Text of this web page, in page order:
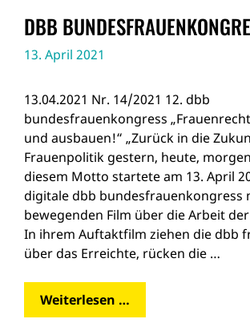
DBB
13. April 2021
13.04.2021 Nr. 14/2021 12. dbb
bundesfrauenkongress
und ausbauen!“ „Zurück in die
Frauenpolitik gestern, heute,
diesem Motto startete am 13. April
digitale dbb bundesfrauenkongress
bewegenden Film über die Arbeit
In ihrem Auftaktfilm ziehen die dbb
über das Erreichte, rücken die …
Weiterlesen …